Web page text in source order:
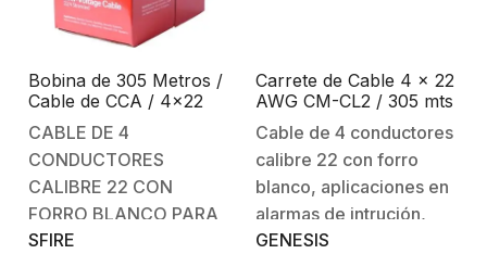
tecnología.Los sectores
simétricos de RF,…
Bobina de 305 Metros /
Cable de CCA / 4×22
AWG / Tipo Aluminio
Revestido de Cobre /
Aplicaciones en
Alarmas de Intrusión
/Automatización
CABLE DE 4
CONDUCTORES
CALIBRE 22 CON
FORRO BLANCO PARA
APLICACIONES EN
SFIRE
Carrete de Cable 4 x 22
AWG CM-CL2 / 305 mts
/ Para uso Interior / Sin
Blindaje / Para
Aplicaciones de Alarmas
de Intrusión / Control de
Acceso /
Automatización / Voceo
Cable de 4 conductores
calibre 22 con forro
blanco, aplicaciones en
alarmas de intrución,
control de acceso,
GENESIS